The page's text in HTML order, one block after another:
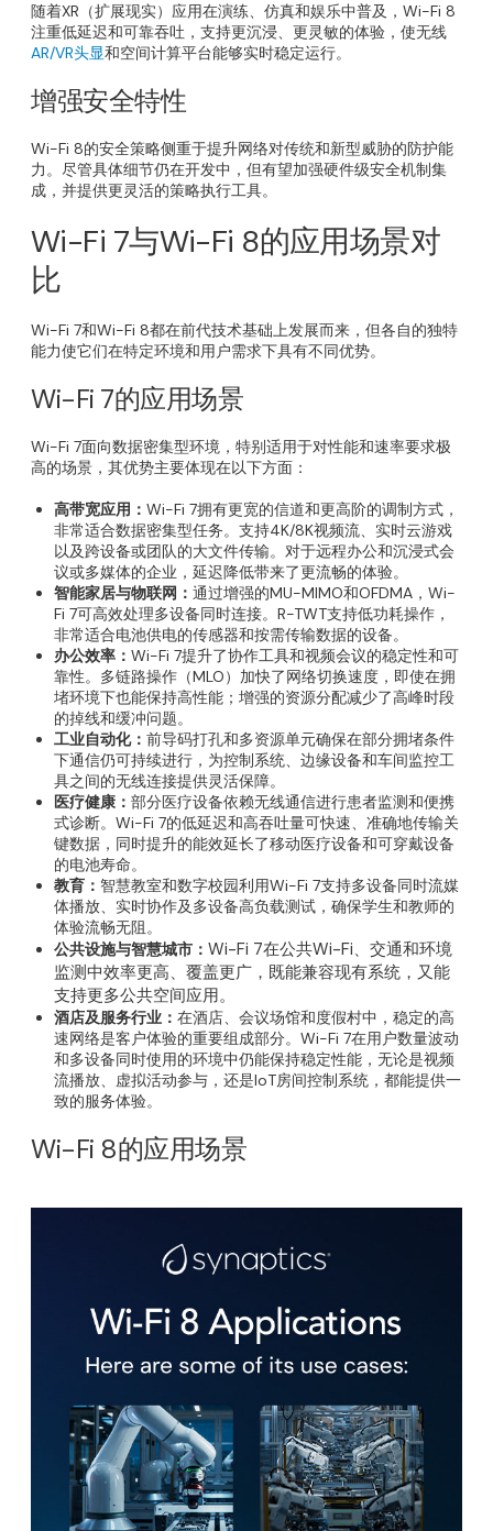
随着XR（扩展现实）应用在演练、仿真和娱乐中普及，Wi-Fi 8
注重低延迟和可靠吞吐，支持更沉浸、更灵敏的体验，使无线
AR/VR头显和空间计算平台能够实时稳定运行。
增强安全特性
Wi-Fi 8的安全策略侧重于提升网络对传统和新型威胁的防护能
力。尽管具体细节仍在开发中，但有望加强硬件级安全机制集
成，并提供更灵活的策略执行工具。
Wi-Fi 7与Wi-Fi 8的应用场景对
比
Wi-Fi 7和Wi-Fi 8都在前代技术基础上发展而来，但各自的独特
能力使它们在特定环境和用户需求下具有不同优势。
Wi-Fi 7的应用场景
Wi-Fi 7面向数据密集型环境，特别适用于对性能和速率要求极
高的场景，其优势主要体现在以下方面：
高带宽应用： Wi-Fi 7拥有更宽的信道和更高阶的调制方式，
非常适合数据密集型任务。支持4K/8K视频流、实时云游戏
以及跨设备或团队的大文件传输。对于远程办公和沉浸式会
议或多媒体的企业，延迟降低带来了更流畅的体验。
智能家居与物联网： 通过增强的MU-MIMO和OFDMA，Wi-
Fi 7可高效处理多设备同时连接。R-TWT支持低功耗操作，
非常适合电池供电的传感器和按需传输数据的设备。
办公效率： Wi-Fi 7提升了协作工具和视频会议的稳定性和可
靠性。多链路操作（MLO）加快了网络切换速度，即使在拥
堵环境下也能保持高性能；增强的资源分配减少了高峰时段
的掉线和缓冲问题。
工业自动化： 前导码打孔和多资源单元确保在部分拥堵条件
下通信仍可持续进行，为控制系统、边缘设备和车间监控工
具之间的无线连接提供灵活保障。
医疗健康： 部分医疗设备依赖无线通信进行患者监测和便携
式诊断。Wi-Fi 7的低延迟和高吞吐量可快速、准确地传输关
键数据，同时提升的能效延长了移动医疗设备和可穿戴设备
的电池寿命。
教育： 智慧教室和数字校园利用Wi-Fi 7支持多设备同时流媒
体播放、实时协作及多设备高负载测试，确保学生和教师的
体验流畅无阻。
公共设施与智慧城市： Wi-Fi 7在公共Wi-Fi、交通和环境
监测中效率更高、覆盖更广，既能兼容现有系统，又能
支持更多公共空间应用。
酒店及服务行业： 在酒店、会议场馆和度假村中，稳定的高
速网络是客户体验的重要组成部分。Wi-Fi 7在用户数量波动
和多设备同时使用的环境中仍能保持稳定性能，无论是视频
流播放、虚拟活动参与，还是IoT房间控制系统，都能提供一
致的服务体验。
Wi-Fi 8的应用场景